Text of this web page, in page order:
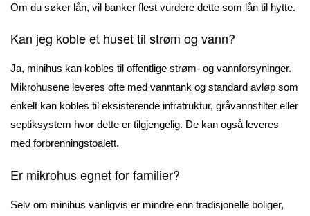
Om du søker lån, vil banker flest vurdere dette som lån til hytte.
Kan jeg koble et huset til strøm og vann?
Ja, minihus kan kobles til offentlige strøm- og vannforsyninger.
Mikrohusene leveres ofte med vanntank og standard avløp som
enkelt kan kobles til eksisterende infratruktur, gråvannsfilter eller
septiksystem hvor dette er tilgjengelig. De kan også leveres
med forbrenningstoalett.
Er mikrohus egnet for familier?
Selv om minihus vanligvis er mindre enn tradisjonelle boliger,